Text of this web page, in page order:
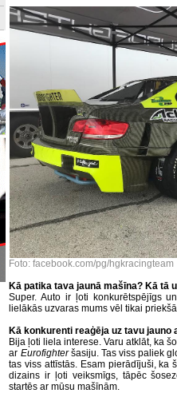
Foto: facebook.com/pg/hgkracingteam
Kā patika tava jaunā mašīna? Kā tā
Super. Auto ir ļoti konkurētspējīgs
lielākās uzvaras mums vēl tikai
Kā konkurenti reaģēja uz tavu jauno
Bija ļoti liela interese. Varu atklāt, ka
ar Eurofighteršasiju. Tas viss paliek
tas viss attīstās. Esam pierādījuši, ka
dizains ir ļoti veiksmīgs, tāpēc
startēs ar mūsu mašīnām.